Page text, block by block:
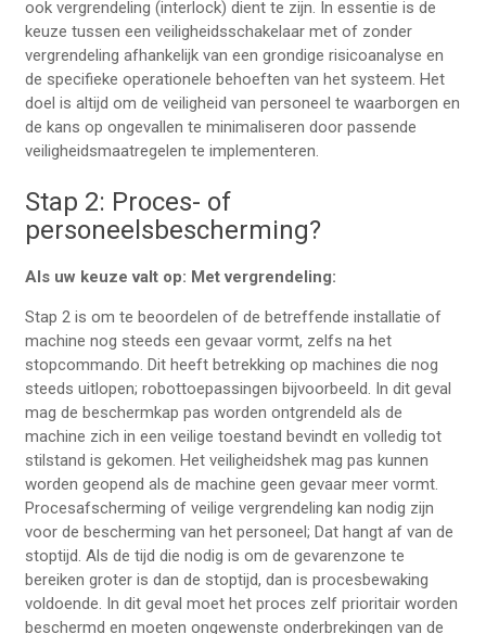
ook vergrendeling (interlock) dient te zijn. In essentie is de
keuze tussen een veiligheidsschakelaar met of zonder
vergrendeling afhankelijk van een grondige risicoanalyse en
de specifieke operationele behoeften van het systeem. Het
doel is altijd om de veiligheid van personeel te waarborgen en
de kans op ongevallen te minimaliseren door passende
veiligheidsmaatregelen te implementeren.
Stap 2: Proces- of
personeelsbescherming?
Als uw keuze valt op: Met vergrendeling:
Stap 2 is om te beoordelen of de betreffende installatie of
machine nog steeds een gevaar vormt, zelfs na het
stopcommando. Dit heeft betrekking op machines die nog
steeds uitlopen; robottoepassingen bijvoorbeeld. In dit geval
mag de beschermkap pas worden ontgrendeld als de
machine zich in een veilige toestand bevindt en volledig tot
stilstand is gekomen. Het veiligheidshek mag pas kunnen
worden geopend als de machine geen gevaar meer vormt.
Procesafscherming of veilige vergrendeling kan nodig zijn
voor de bescherming van het personeel; Dat hangt af van de
stoptijd. Als de tijd die nodig is om de gevarenzone te
bereiken groter is dan de stoptijd, dan is procesbewaking
voldoende. In dit geval moet het proces zelf prioritair worden
beschermd en moeten ongewenste onderbrekingen van de